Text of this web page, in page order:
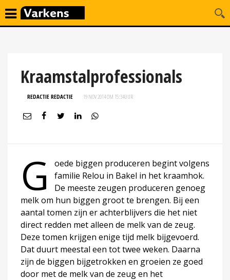
Kraamstalprofessionals
REDACTIE REDACTIE 19 NOV 2014 OM 15:34UUR
G
oede biggen produceren begint volgens
familie Relou in Bakel in het kraamhok.
De meeste zeugen produceren genoeg
melk om hun biggen groot te brengen. Bij een
aantal tomen zijn er achterblijvers die het niet
direct redden met alleen de melk van de zeug.
Deze tomen krijgen enige tijd melk bijgevoerd.
Dat duurt meestal een tot twee weken. Daarna
zijn de biggen bijgetrokken en groeien ze goed
door met de melk van de zeug en het